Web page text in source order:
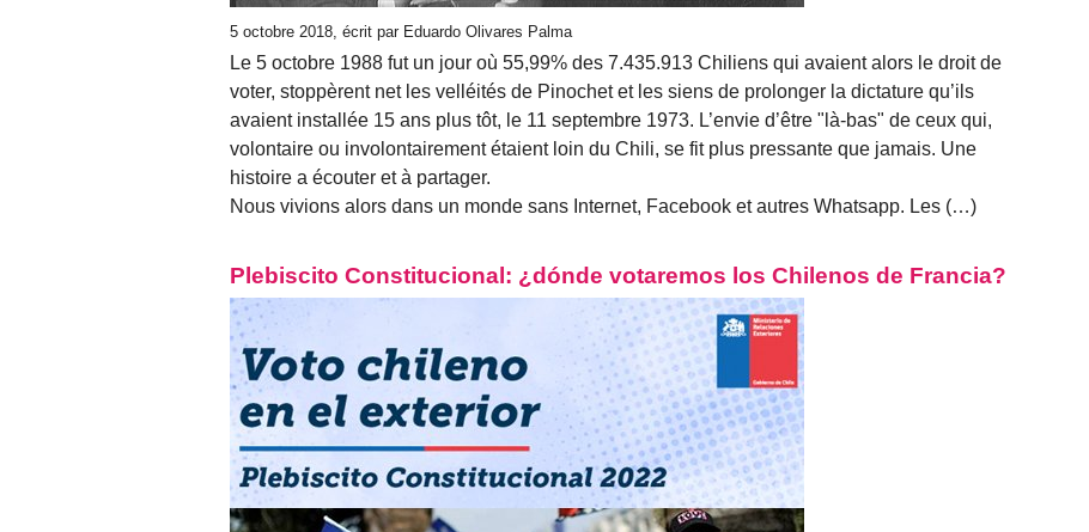
5 octobre 2018, écrit par Eduardo Olivares Palma
Le 5 octobre 1988 fut un jour où 55,99% des 7.435.913 Chiliens qui avaient alors le droit de
voter, stoppèrent net les velléités de Pinochet et les siens de prolonger la dictature qu’ils
avaient installée 15 ans plus tôt, le 11 septembre 1973. L’envie d’être "là-bas" de ceux qui,
volontaire ou involontairement étaient loin du Chili, se fit plus pressante que jamais. Une
histoire a écouter et à partager.
Nous vivions alors dans un monde sans Internet, Facebook et autres Whatsapp. Les (…)
Plebiscito Constitucional: ¿dónde votaremos los Chilenos de Francia?